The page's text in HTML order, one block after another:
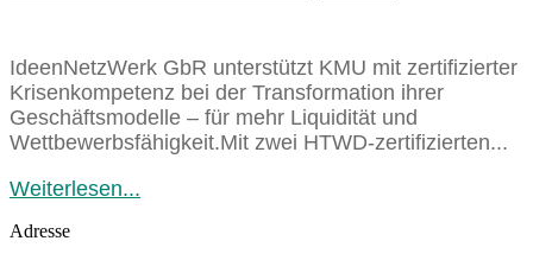
IdeenNetzWerk GbR unterstützt KMU mit zertifizierter
Krisenkompetenz bei der Transformation ihrer
Geschäftsmodelle – für mehr Liquidität und
Wettbewerbsfähigkeit.Mit zwei HTWD-zertifizierten...
Weiterlesen...
Adresse